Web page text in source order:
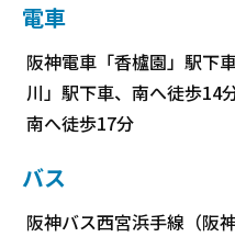
電車
阪神電車「香櫨園」駅下
川」駅下車、南へ徒歩14
南へ徒歩17分
バス
阪神バス西宮浜手線（阪